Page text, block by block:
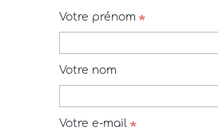
Votre prénom
Votre nom
Votre e-mail